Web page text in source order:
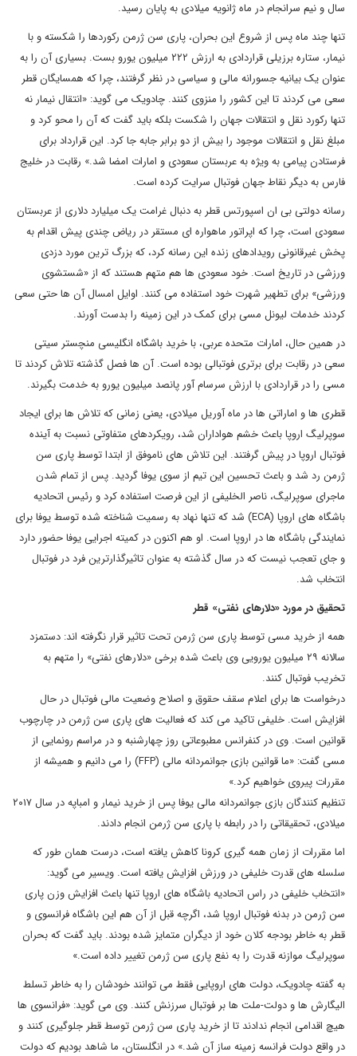
سال و نیم سرانجام در ماه ژانویه میلادی به پایان رسید.
تنها چند ماه پس از شروع این بحران، پاری سن ژرمن رکوردها را شکسته و با
نیمار، ستاره برزیلی قراردادی به ارزش ۲۲۲ میلیون یورو بست. بسیاری آن را به
عنوان یک بیانیه جسورانه مالی و سیاسی در نظر گرفتند، چرا که همسایگان قطر
سعی می کردند تا این کشور را منزوی کنند. چادویک می گوید: «انتقال نیمار نه
تنها رکورد نقل و انتقالات جهان را شکست بلکه باید گفت که آن را محو کرد و
مبلغ نقل و انتقالات موجود را بیش از دو برابر جابه جا کرد. این قرارداد برای
فرستادن پیامی به ویژه به عربستان سعودی و امارات امضا شد.» رقابت در خلیج
فارس به دیگر نقاط جهان فوتبال سرایت کرده است.
رسانه دولتی بی ان اسپورتس قطر به دنبال غرامت یک میلیارد دلاری از عربستان
سعودی است، چرا که اپراتور ماهواره ای مستقر در ریاض چندی پیش اقدام به
پخش غیرقانونی رویدادهای زنده این رسانه کرد، که بزرگ ترین مورد دزدی
ورزشی در تاریخ است. خود سعودی ها هم متهم هستند که از «شستشوی
ورزشی» برای تطهیر شهرت خود استفاده می کنند. اوایل امسال آن ها حتی سعی
کردند خدمات لیونل مسی برای کمک در این زمینه را بدست آورند.
در همین حال، امارات متحده عربی، با خرید باشگاه انگلیسی منچستر سیتی
سعی در رقابت برای برتری فوتبالی بوده است. آن ها فصل گذشته تلاش کردند تا
مسی را در قراردادی با ارزش سرسام آور پانصد میلیون یورو به خدمت بگیرند.
قطری ها و اماراتی ها در ماه آوریل میلادی، یعنی زمانی که تلاش ها برای ایجاد
سوپرلیگ اروپا باعث خشم هواداران شد، رویکردهای متفاوتی نسبت به آینده
فوتبال اروپا در پیش گرفتند. این تلاش های ناموفق از ابتدا توسط پاری سن
ژرمن رد شد و باعث تحسین این تیم از سوی یوفا گردید. پس از تمام شدن
ماجرای سوپرلیگ، ناصر الخلیفی از این فرصت استفاده کرد و رئیس اتحادیه
باشگاه های اروپا (ECA) شد که تنها نهاد به رسمیت شناخته شده توسط یوفا برای
نمایندگی باشگاه ها در اروپا است. او هم اکنون در کمیته اجرایی یوفا حضور دارد
و جای تعجب نیست که در سال گذشته به عنوان تاثیرگذارترین فرد در فوتبال
انتخاب شد.
تحقیق در مورد «دلارهای نفتی» قطر
همه از خرید مسی توسط پاری سن ژرمن تحت تاثیر قرار نگرفته اند: دستمزد
سالانه ۲۹ میلیون یورویی وی باعث شده برخی «دلارهای نفتی» را متهم به
تخریب فوتبال کنند.
درخواست ها برای اعلام سقف حقوق و اصلاح وضعیت مالی فوتبال در حال
افزایش است. خلیفی تاکید می کند که فعالیت های پاری سن ژرمن در چارچوب
قوانین است. وی در کنفرانس مطبوعاتی روز چهارشنبه و در مراسم رونمایی از
مسی گفت: «ما قوانین بازی جوانمردانه مالی (FFP) را می دانیم و همیشه از
مقررات پیروی خواهیم کرد.»
تنظیم کنندگان بازی جوانمردانه مالی یوفا پس از خرید نیمار و امباپه در سال ۲۰۱۷
میلادی، تحقیقاتی را در رابطه با پاری سن ژرمن انجام دادند.
اما مقررات از زمان همه گیری کرونا کاهش یافته است، درست همان طور که
سلسله های قدرت خلیفی در ورزش افزایش یافته است. ویسیر می گوید:
«انتخاب خلیفی در راس اتحادیه باشگاه های اروپا تنها باعث افزایش وزن پاری
سن ژرمن در بدنه فوتبال اروپا شد، اگرچه قبل از آن هم این باشگاه فرانسوی و
قطر به خاطر بودجه کلان خود از دیگران متمایز شده بودند. باید گفت که بحران
سوپرلیگ موازنه قدرت را به نفع پاری سن ژرمن تغییر داده است.»
به گفته چادویک، دولت های اروپایی فقط می توانند خودشان را به خاطر تسلط
الیگارش ها و دولت-ملت ها بر فوتبال سرزنش کنند. وی می گوید: «فرانسوی ها
هیچ اقدامی انجام ندادند تا از خرید پاری سن ژرمن توسط قطر جلوگیری کنند و
در واقع دولت فرانسه زمینه ساز آن شد.» در انگلستان، ما شاهد بودیم که دولت